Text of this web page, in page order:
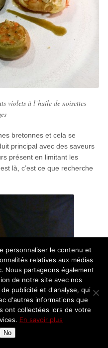
violets à l’huile de noisettes
bretonnes et cela se
principal avec des saveurs
présent en limitant les
là, c’est ce que recherche
personnaliser le contenu et
relatives aux médias
Nous partageons également
de notre site avec nos
publicité et d'analyse, qui
d'autres informations que
ont collectées lors de votre
En savoir plus
No